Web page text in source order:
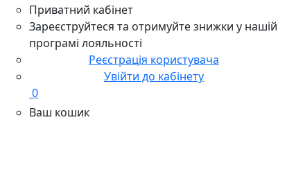
Приватний кабінет
Зареєструйтеся та отримуйте знижки у нашій
програмі лояльності
Реєстрація користувача
Увійти до кабінету
0
Ваш кошик